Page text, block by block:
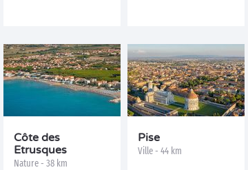
Côte des
Etrusques
Nature - 38 km
Pise
Ville - 44 km